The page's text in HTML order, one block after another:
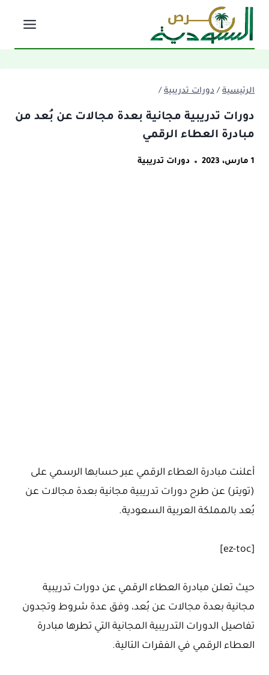
التجاوز
المحتوى
الرئيسية / دورات تدريبية /
دورات تدريبية مجانية بعدة مجالات عن بُعد من
مبادرة العطاء الرقمي
1 مارس، 2023 دورات تدريبية
أعلنت مبادرة العطاء الرقمي عبر حسابها الرسمي على
(تويتر) عن طرح دورات تدريبية مجانية بعدة مجالات عن
بُعد بالمملكة العربية السعودية.
[ez-toc]
حيث تعلن مبادرة العطاء الرقمي عن دورات تدريبية
مجانية بعدة مجالات عن بُعد، وفق عدة شروط وتجدون
تفاصيل الدورات التدريبية المجانية التي تطرها مبادرة
العطاء الرقمي في الفقرات التالية.